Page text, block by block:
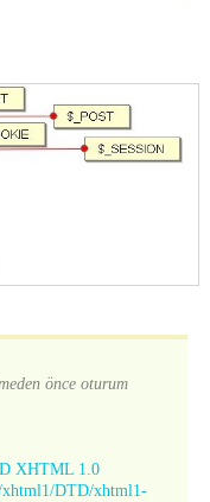
önce oturum
XHTML 1.0
DTD/xhtml1-